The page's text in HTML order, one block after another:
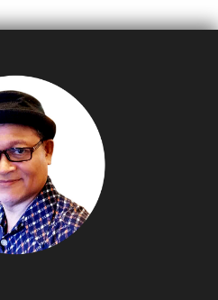
สำคัญ เชื่อมธุรกิจไทย-